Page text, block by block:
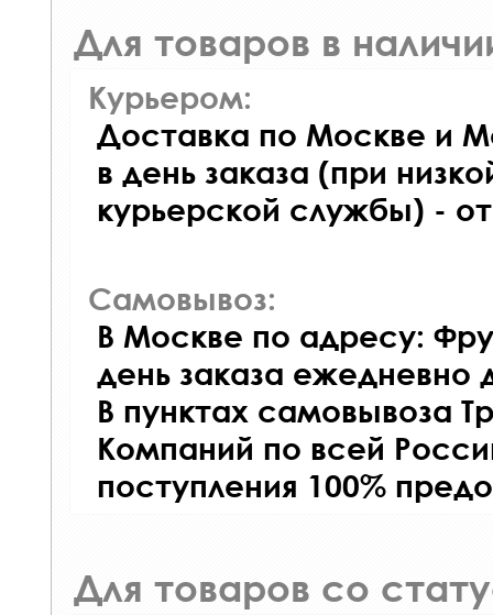
Для товаров в
Курьером:
Доставка по Москве и
в день заказа (при
курьерской службы) -
Самовывоз:
В Москве по адресу:
день заказа ежедневно
В пунктах самовывоза
Компаний по всей
поступления 100%
Для товаров со